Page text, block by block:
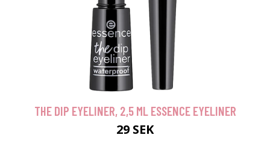
THE DIP EYELINER, 2,5 ML ESSENCE EYELINER
29 SEK